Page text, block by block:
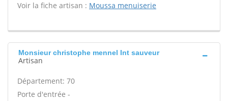
Voir la fiche artisan : Moussa menuiserie
Monsieur christophe mennel Int sauveur
Artisan
Département: 70
Porte d'entrée -